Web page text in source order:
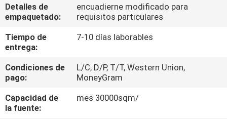
CALIDAD
ÉNTRENOS
EN
CONTACTO
CON
Detalles de
empaquetado:
encuadierne modificado para
requisitos particulares
Tiempo de
entrega:
7-10 días laborables
Condiciones de
pago:
L/C, D/P, T/T, Western Union,
MoneyGram
Capacidad de
la fuente:
mes 30000sqm/